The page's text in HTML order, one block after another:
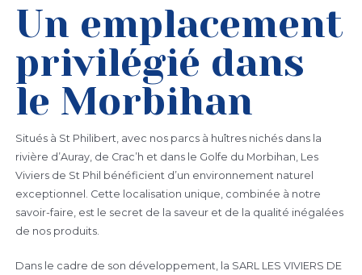
Un emplacement
privilégié dans
le Morbihan
Situés à St Philibert, avec nos parcs à huîtres nichés dans la
rivière d’Auray, de Crac’h et dans le Golfe du Morbihan, Les
Viviers de St Phil bénéficient d’un environnement naturel
exceptionnel. Cette localisation unique, combinée à notre
savoir-faire, est le secret de la saveur et de la qualité inégalées
de nos produits.
Dans le cadre de son développement, la SARL LES VIVIERS DE